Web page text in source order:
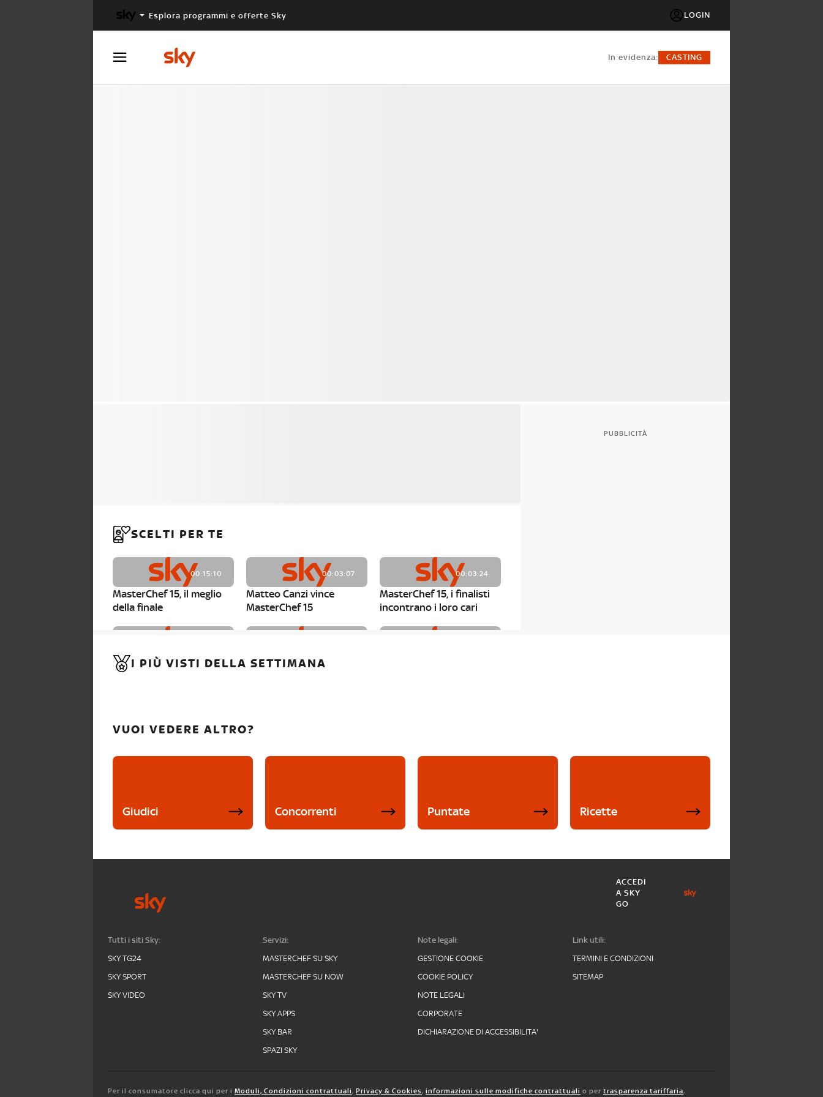
Esplora programmi e offerte Sky LOGIN
in evidenza: CASTING
SCELTI PER TE
00:15:10
MasterChef 15, il meglio
della finale
00:03:07
Matteo Canzi vince
MasterChef 15
00:03:24
MasterChef 15, i finalisti
incontrano i loro cari
MasterChef 15, Carlotta è
MasterChef 15, Matteo
PUBBLICITÀ
I PIÙ VISTI DELLA SETTIMANA
VUOI VEDERE ALTRO?
Giudici Concorrenti Puntate Ricette
ACCEDI
A SKY
GO
Tutti i siti Sky:
SKY TG24
SKY SPORT
SKY VIDEO
Servizi:
MASTERCHEF SU SKY
MASTERCHEF SU NOW
SKY TV
SKY APPS
SKY BAR
SPAZI SKY
Note legali:
GESTIONE COOKIE
COOKIE POLICY
NOTE LEGALI
CORPORATE
DICHIARAZIONE DI ACCESSIBILITA'
Link utili:
TERMINI E CONDIZIONI
SITEMAP
Per il consumatore clicca qui per i Moduli, Condizioni contrattuali, Privacy & Cookies, informazioni sulle modifiche contrattuali o per trasparenza tariffaria,